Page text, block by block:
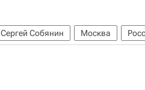
Сергей Собянин Москва